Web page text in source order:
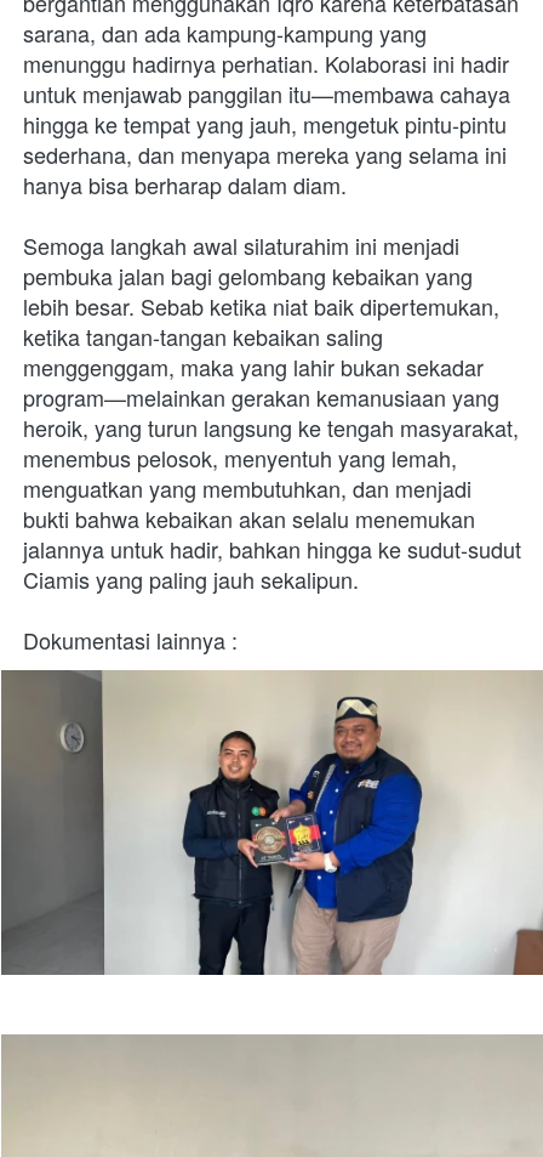
sarana, dan ada kampung-kampung yang
menunggu hadirnya perhatian. Kolaborasi ini hadir
untuk menjawab panggilan itu—membawa cahaya
hingga ke tempat yang jauh, mengetuk pintu-pintu
sederhana, dan menyapa mereka yang selama ini
hanya bisa berharap dalam diam.
Semoga langkah awal silaturahim ini menjadi
pembuka jalan bagi gelombang kebaikan yang
lebih besar. Sebab ketika niat baik dipertemukan,
ketika tangan-tangan kebaikan saling
menggenggam, maka yang lahir bukan sekadar
program—melainkan gerakan kemanusiaan yang
heroik, yang turun langsung ke tengah masyarakat,
menembus pelosok, menyentuh yang lemah,
menguatkan yang membutuhkan, dan menjadi
bukti bahwa kebaikan akan selalu menemukan
jalannya untuk hadir, bahkan hingga ke sudut-sudut
Ciamis yang paling jauh sekalipun.
Dokumentasi lainnya :